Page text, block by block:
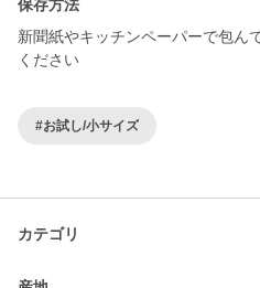
保存方法
新聞紙やキッチンペーパーで包ん
ください
#お試し/小サイズ
カテゴリ